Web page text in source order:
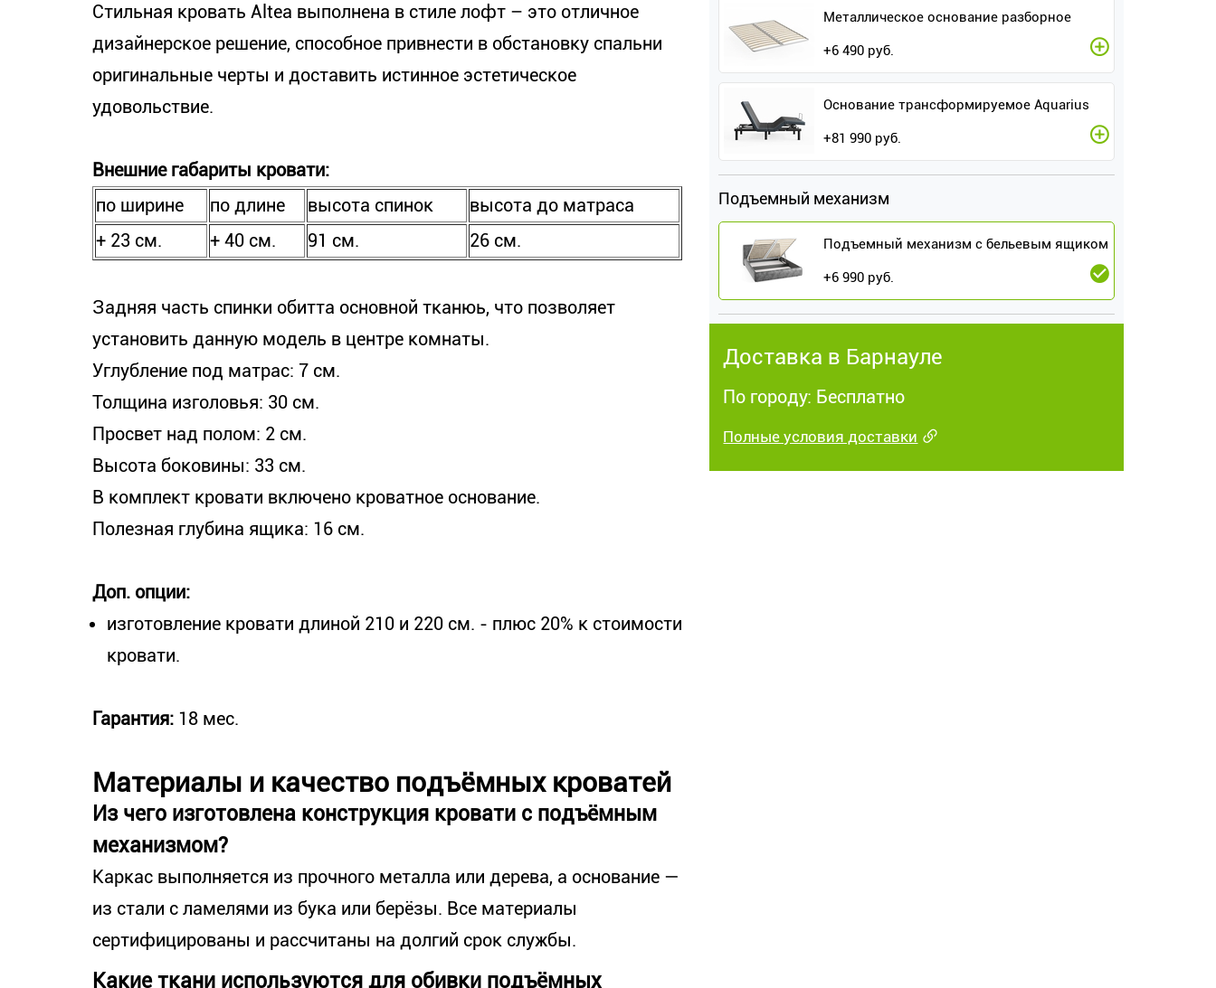
Стильная кровать Altea выполнена в стиле лофт – это отличное
дизайнерское решение, способное привнести в обстановку спальни
оригинальные черты и доставить истинное эстетическое
удовольствие.
Внешние габариты кровати:
по ширине
по длине высота спинок
высота до матраса
+ 23 см.
+ 40 см. 91 см. 26 см.
Задняя часть спинки обитта основной тканюь, что позволяет
установить данную модель в центре комнаты.
Углубление под матрас: 7 см.
Толщина изголовья: 30 см.
Просвет над полом: 2 см.
Высота боковины: 33 см.
В комплект кровати включено кроватное основание.
Полезная глубина ящика: 16 см.
Доп. опции:
изготовление кровати длиной 210 и 220 см. - плюс 20% к стоимости
кровати.
Гарантия: 18 мес.
Материалы и качество подъёмных кроватей
Из чего изготовлена конструкция кровати с подъёмным
механизмом?
Каркас выполняется из прочного металла или дерева, а основание —
из стали с ламелями из бука или берёзы. Все материалы
сертифицированы и рассчитаны на долгий срок службы.
Какие ткани используются для обивки подъёмных
Металлическое основание разборное
+6 490 руб.
Основание трансформируемое Aquarius
+81 990 руб.
Подъемный механизм
Подъемный механизм с бельевым ящиком
+6 990 руб.
Доставка в Барнауле
По городу: Бесплатно
Полные условия доставки